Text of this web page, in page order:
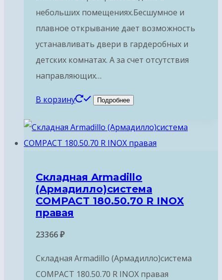
небольших помещениях.Бесшумное и
плавное открывание дает возможность
устанавливать двери в гардеробных и
детских комнатах. А за счет отсутствия
направляющих…
В корзину Подробнее
Складная Armadillo
(Армадилло)система
COMPACT 180.50.70 R INOX
правая
23366₽
Складная Armadillo (Армадилло)система
COMPACT 180.50.70 R INOX правая